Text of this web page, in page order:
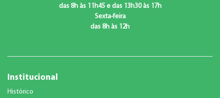
das 8h às 11h45 e das 13h30 às 17h
Sexta-feira
das 8h às 12h
Institucional
Histórico